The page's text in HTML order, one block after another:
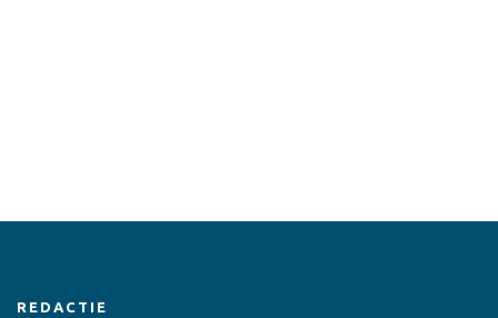
REDACTIE